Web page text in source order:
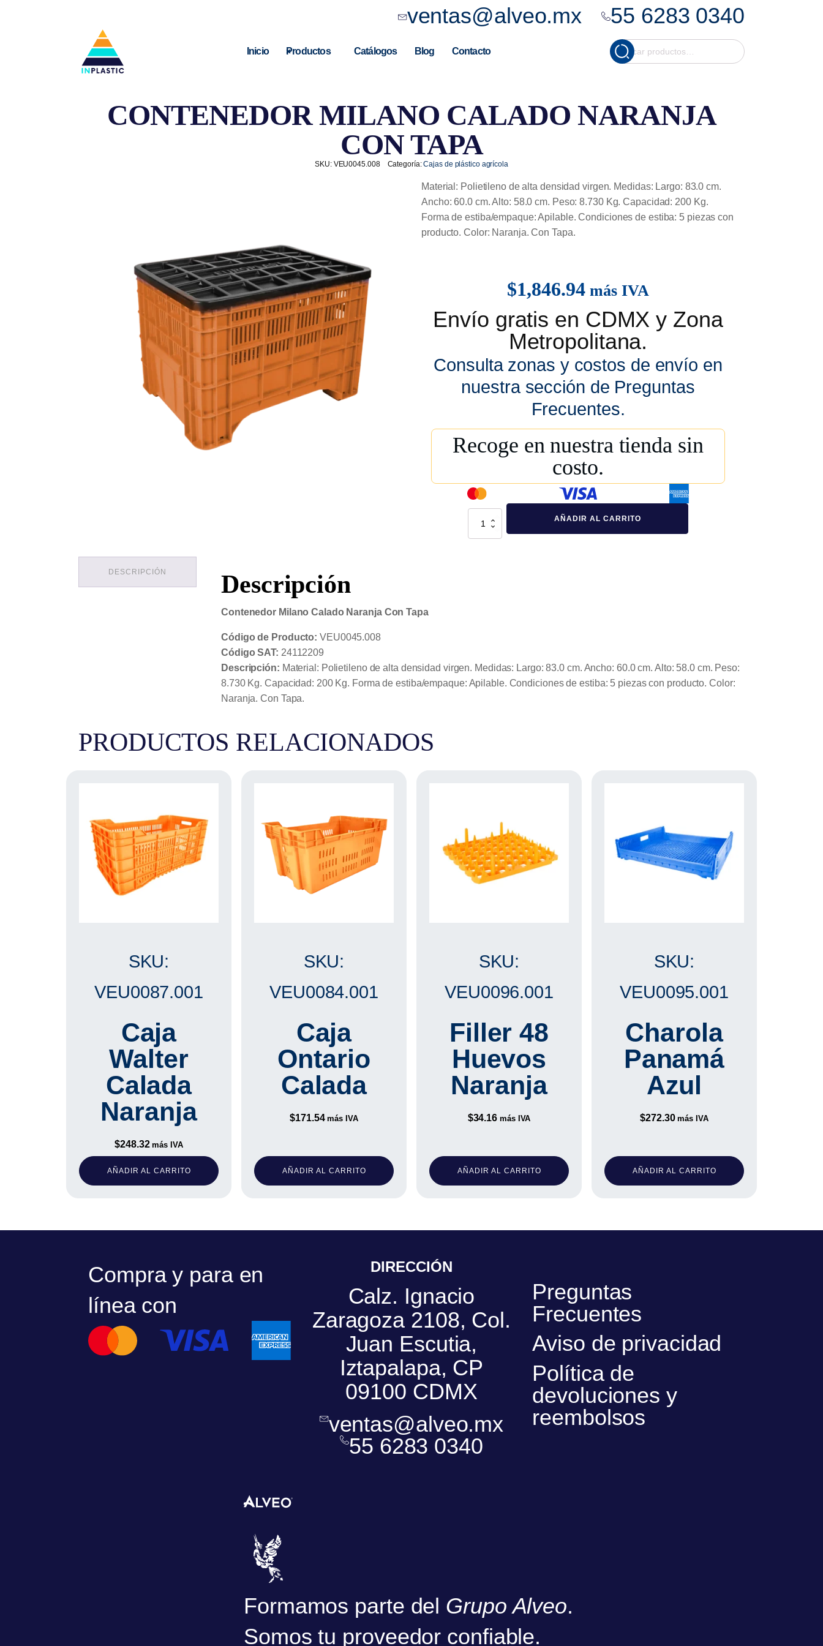
ventas@alveo.mx 55 6283 0340
Inicio Productos Catálogos Blog Contacto
Buscar
por:
Cuando hay
CONTENEDOR MILANO CALADO NARANJA
CON TAPA
SKU: VEU0045.008 Categoría:Cajas de plástico agrícola
Material: Polietileno de alta densidad virgen. Medidas: Largo: 83.0 cm.
Ancho: 60.0 cm. Alto: 58.0 cm. Peso: 8.730 Kg. Capacidad: 200 Kg.
Forma de estiba/empaque: Apilable. Condiciones de estiba: 5 piezas con
producto. Color: Naranja. Con Tapa.
$1,846.94 más IVA
Envío gratis en CDMX y Zona
Metropolitana.
Consulta zonas y costos de envío en
nuestra sección de Preguntas
Frecuentes.
Recoge en nuestra tienda sin
costo.
Milano
AÑADIR AL CARRITO
DESCRIPCIÓN Descripción
Contenedor Milano Calado Naranja Con Tapa
Código de Producto: VEU0045.008
Código SAT: 24112209
Descripción: Material: Polietileno de alta densidad virgen. Medidas: Largo: 83.0 cm. Ancho: 60.0 cm. Alto: 58.0 cm. Peso:
8.730 Kg. Capacidad: 200 Kg. Forma de estiba/empaque: Apilable. Condiciones de estiba: 5 piezas con producto. Color:
Naranja. Con Tapa.
PRODUCTOS RELACIONADOS
SKU:
VEU0087.001
Caja
Walter
Calada
Naranja
$248.32 más IVA
AÑADIR AL CARRITO
SKU:
VEU0084.001
Caja
Ontario
Calada
$171.54 más IVA
AÑADIR AL CARRITO
SKU:
VEU0096.001
Filler 48
Huevos
Naranja
$34.16 más IVA
AÑADIR AL CARRITO
SKU:
VEU0095.001
Charola
Panamá
Azul
$272.30 más IVA
AÑADIR AL CARRITO
Compra y para en
línea con
DIRECCIÓN
Calz. Ignacio
Zaragoza 2108, Col.
Juan Escutia,
Iztapalapa, CP
09100 CDMX
ventas@alveo.mx
55 6283 0340
Preguntas
Frecuentes
Aviso de privacidad
Política de
devoluciones y
reembolsos
Formamos parte del Grupo Alveo.
Somos tu proveedor confiable.